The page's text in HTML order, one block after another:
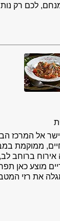
לכם רק
אל המרכז
ממוקמת
אירוח ברוחב
מוצע כאן
את רזי